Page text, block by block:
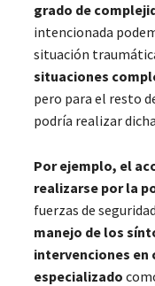
grado de
intencionada
situación
situaciones
pero para el resto
podría realizar
Por ejemplo, el
realizarse por la
fuerzas de
manejo de los
intervenciones en
especializado